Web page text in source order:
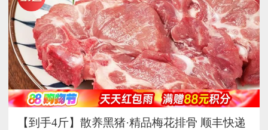
【到手4斤】散养黑猪·精品梅花排骨 顺丰快递